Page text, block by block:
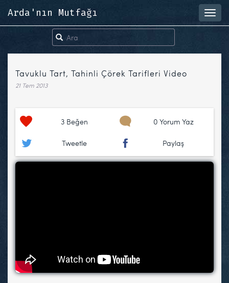
Arda'nın Mutfağı
Tavuklu Tart, Tahinli Çörek Tarifleri Video
21 Tem 2013
3 Beğen 0 Yorum Yaz
Tweetle Paylaş